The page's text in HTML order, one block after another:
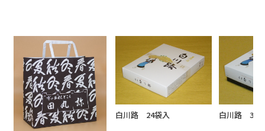
白川路 24袋入 白川路 36